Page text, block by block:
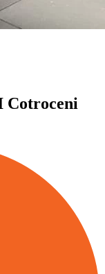
Cotroceni